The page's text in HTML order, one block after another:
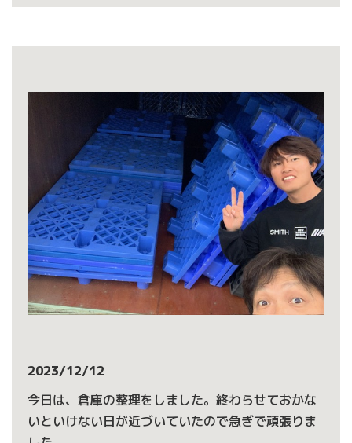
2023/12/12
今日は、倉庫の整理をしました。終わらせておかな
いといけない日が近づいていたので急ぎで頑張りま